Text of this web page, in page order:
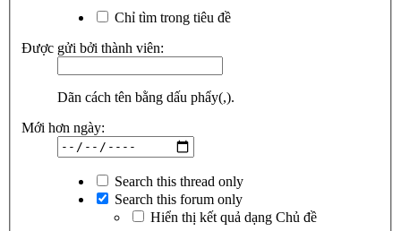
Chỉ tìm trong tiêu đề
Được gửi bởi thành viên:
Dãn cách tên bằng dấu phẩy(,).
Mới hơn ngày:
Search this thread only
Search this forum only
Hiển thị kết quả dạng Chủ đề